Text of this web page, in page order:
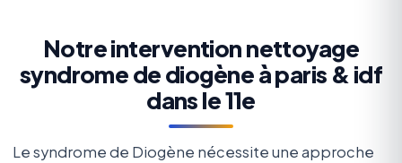
Notre intervention nettoyage
syndrome de diogène à paris & idf
dans le 11e
Le syndrome de Diogène nécessite une approche